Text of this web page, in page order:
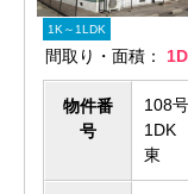
1K～1LDK
間取り・面積：
物件番
号
108
1DK
東